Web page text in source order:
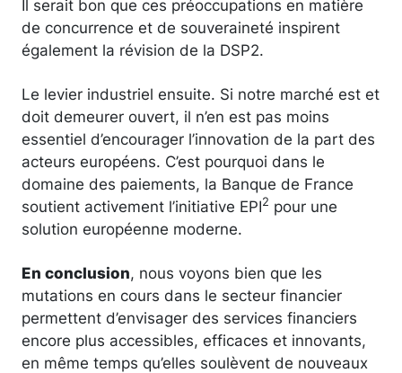
Il serait bon que ces préoccupations en matière
de concurrence et de souveraineté inspirent
également la révision de la DSP2.
Le levier industriel ensuite. Si notre marché est et
doit demeurer ouvert, il n’en est pas moins
essentiel d’encourager l’innovation de la part des
acteurs européens. C’est pourquoi dans le
domaine des paiements, la Banque de France
soutient activement l’initiative EPI2 pour une
solution européenne moderne.
En conclusion, nous voyons bien que les
mutations en cours dans le secteur financier
permettent d’envisager des services financiers
encore plus accessibles, efficaces et innovants,
en même temps qu’elles soulèvent de nouveaux